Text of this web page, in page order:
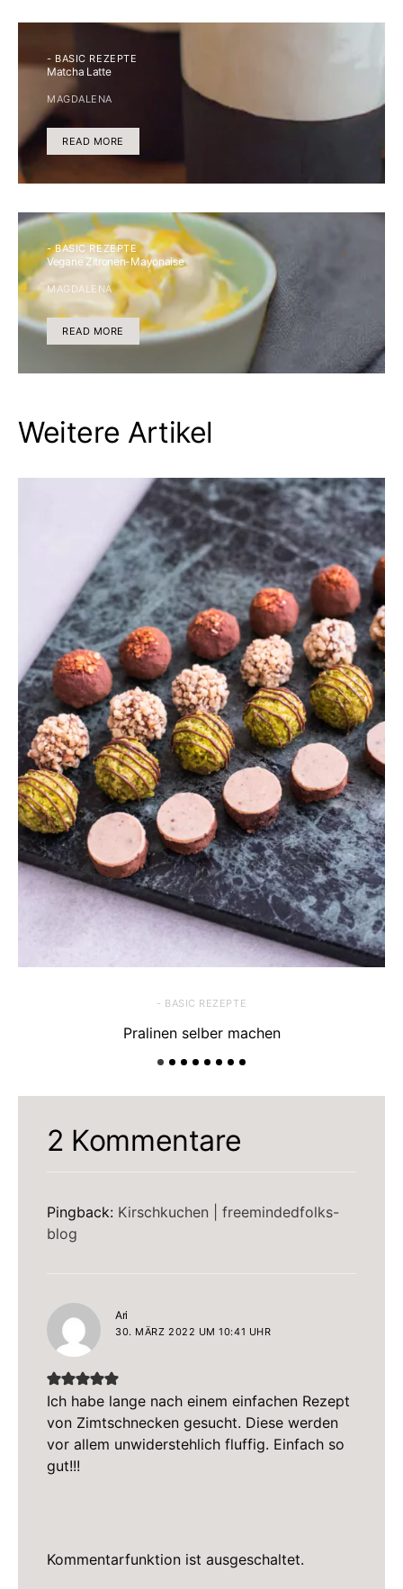
- BASIC REZEPTE
Matcha Latte
MAGDALENA
READ MORE
- BASIC REZEPTE
Vegane Zitronen-Mayonaise
MAGDALENA
READ MORE
Weitere Artikel
- BASIC REZEPTE
Pralinen selber machen
2 Kommentare
Pingback: Kirschkuchen | freemindedfolks-
blog
Ari
30. MÄRZ 2022 UM 10:41 UHR
Ich habe lange nach einem einfachen Rezept
von Zimtschnecken gesucht. Diese werden
vor allem unwiderstehlich fluffig. Einfach so
gut!!!
Kommentarfunktion ist ausgeschaltet.